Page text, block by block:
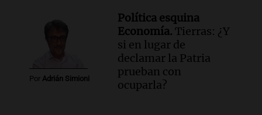
Por Adrián Simioni
Política esquina
Economía. Tierras: ¿Y
si en lugar de
declamar la Patria
prueban con
ocuparla?